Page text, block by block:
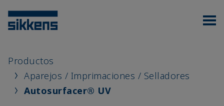
Productos
Aparejos / Imprimaciones / Selladores
Autosurfacer® UV